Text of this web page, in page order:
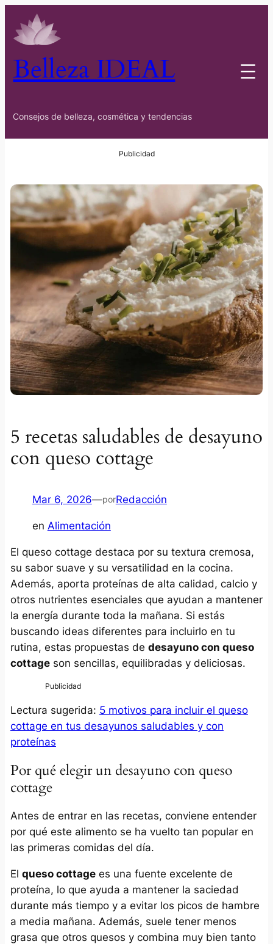
Belleza IDEAL
Consejos de belleza, cosmética y tendencias
5 recetas saludables de desayuno
con queso cottage
Mar 6, 2026—porRedacción
en Alimentación
El queso cottage destaca por su textura cremosa,
su sabor suave y su versatilidad en la cocina.
Además, aporta proteínas de alta calidad, calcio y
otros nutrientes esenciales que ayudan a mantener
la energía durante toda la mañana. Si estás
buscando ideas diferentes para incluirlo en tu
rutina, estas propuestas de desayuno con queso
cottageson sencillas, equilibradas y deliciosas.
Lectura sugerida: 5 motivos para incluir el queso
cottage en tus desayunos saludables y con
proteínas
Por qué elegir un desayuno con queso
cottage
Antes de entrar en las recetas, conviene entender
por qué este alimento se ha vuelto tan popular en
las primeras comidas del día.
El queso cottagees una fuente excelente de
proteína, lo que ayuda a mantener la saciedad
durante más tiempo y a evitar los picos de hambre
a media mañana. Además, suele tener menos
grasa que otros quesos y combina muy bien tanto